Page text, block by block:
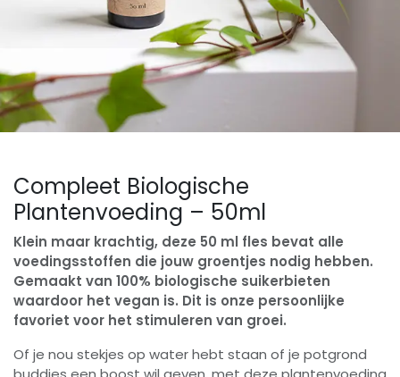
Compleet Biologische
Plantenvoeding – 50ml
Klein maar krachtig, deze 50 ml fles bevat alle
voedingsstoffen die jouw groentjes nodig hebben.
Gemaakt van 100% biologische suikerbieten
waardoor het vegan is. Dit is onze persoonlijke
favoriet voor het stimuleren van groei.
Of je nou stekjes op water hebt staan of je potgrond